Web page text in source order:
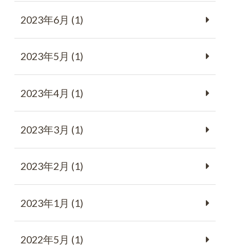
2023年6月 (1)
2023年5月 (1)
2023年4月 (1)
2023年3月 (1)
2023年2月 (1)
2023年1月 (1)
2022年5月 (1)